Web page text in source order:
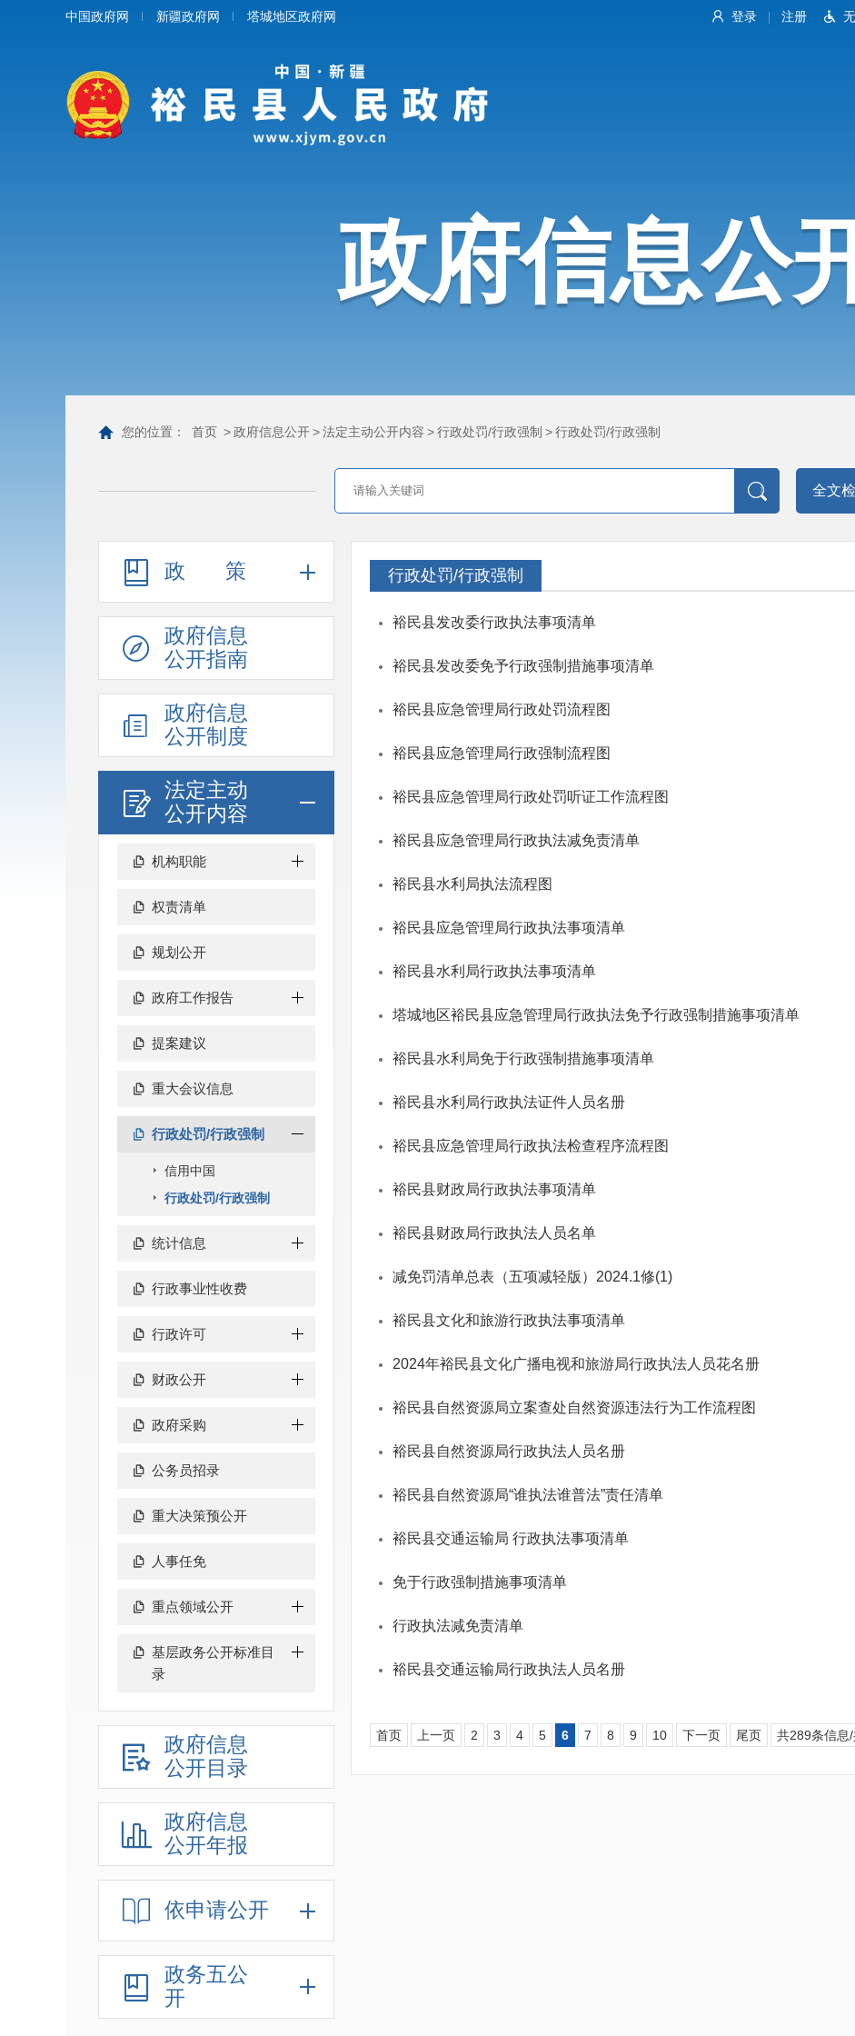
登录 注册
中国政府网 新疆政府网 塔城地区政府网
政府信息公
您的位置： 首页 >政府信息公开>法定主动公开内容 >行政处罚/行政强制 >行政处罚/行政强制
全文
政策
政府信息
公开指南
政府信息
公开制度
法定主动
公开内容
机构职能
权责清单
规划公开
政府工作报告
提案建议
重大会议信息
行政处罚/行政强制
信用中国
行政处罚/行政强制
统计信息
行政事业性收费
行政许可
财政公开
政府采购
公务员招录
重大决策预公开
人事任免
重点领域公开
基层政务公开标准目
录
政府信息
公开目录
政府信息
公开年报
依申请公开
政务五公
开
行政处罚/行政强制
裕民县发改委行政执法事项清单
裕民县发改委免予行政强制措施事项清单
裕民县应急管理局行政处罚流程图
裕民县应急管理局行政强制流程图
裕民县应急管理局行政处罚听证工作流程图
裕民县应急管理局行政执法减免责清单
裕民县水利局执法流程图
裕民县应急管理局行政执法事项清单
裕民县水利局行政执法事项清单
塔城地区裕民县应急管理局行政执法免予行政强制措施事项清单
裕民县水利局免于行政强制措施事项清单
裕民县水利局行政执法证件人员名册
裕民县应急管理局行政执法检查程序流程图
裕民县财政局行政执法事项清单
裕民县财政局行政执法人员名单
减免罚清单总表（五项减轻版）2024.1修(1)
裕民县文化和旅游行政执法事项清单
2024年裕民县文化广播电视和旅游局行政执法人员花名册
裕民县自然资源局立案查处自然资源违法行为工作流程图
裕民县自然资源局行政执法人员名册
裕民县自然资源局“谁执法谁普法”责任清单
裕民县交通运输局 行政执法事项清单
免于行政强制措施事项清单
行政执法减免责清单
裕民县交通运输局行政执法人员名册
首页 上一页 2 3 4 5 6 7 8 9 10 下一页 尾页 共289条信息